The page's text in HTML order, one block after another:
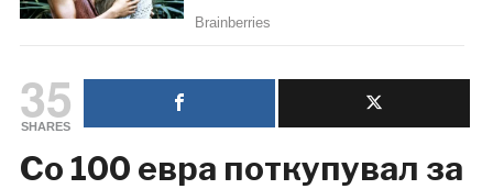
35
SHARES
Со 100 евра поткупувал за